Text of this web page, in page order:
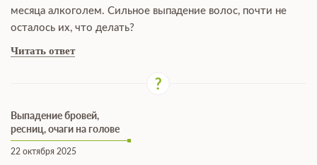
месяца алкоголем. Сильное выпадение волос, почти не
осталось их, что делать?
Читать ответ
Выпадение бровей,
ресниц, очаги на голове
22 октября 2025